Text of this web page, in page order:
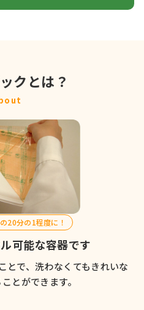
クとは？
20分の1程度に！
可能な容器です
とで、洗わなくてもきれいな
とができます。